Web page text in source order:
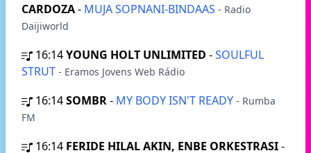
CARDOZA- MUJA SOPNANI-BINDAAS - Radio
Daijiworld
16:14YOUNG HOLT UNLIMITED -SOULFUL
STRUT - Eramos Jovens Web Rádio
16:14SOMBR- MY BODY ISN'T READY - Rumba
FM
16:14 FERIDE HILAL AKIN, ENBE ORKESTRASI-